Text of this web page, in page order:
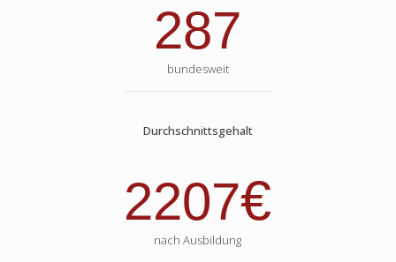
287
bundesweit
Durchschnittsgehalt
2207€
nach Ausbildung